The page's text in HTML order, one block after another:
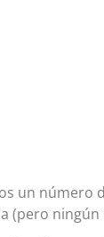
un número
(pero